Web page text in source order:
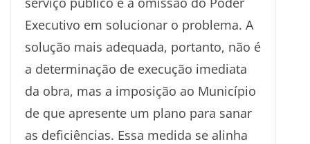
Executivo em solucionar o problema. A
solução mais adequada, portanto, não é
a determinação de execução imediata
da obra, mas a imposição ao Município
de que apresente um plano para sanar
as deficiências. Essa medida se alinha